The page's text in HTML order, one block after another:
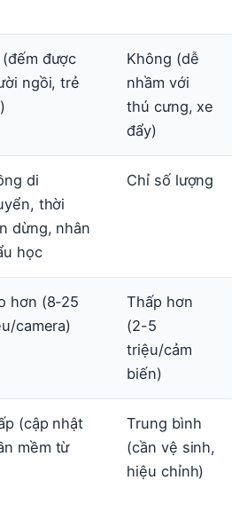
(đếm được
ngồi, trẻ
Không (dễ
nhầm với
thú cưng, xe
đẩy)
di
thời
dừng, nhân
học
Chỉ số lượng
hơn (8-25
camera)
Thấp hơn
(2-5
triệu/cảm
biến)
(cập nhật
mềm từ
Trung bình
(cần vệ sinh,
hiệu chỉnh)